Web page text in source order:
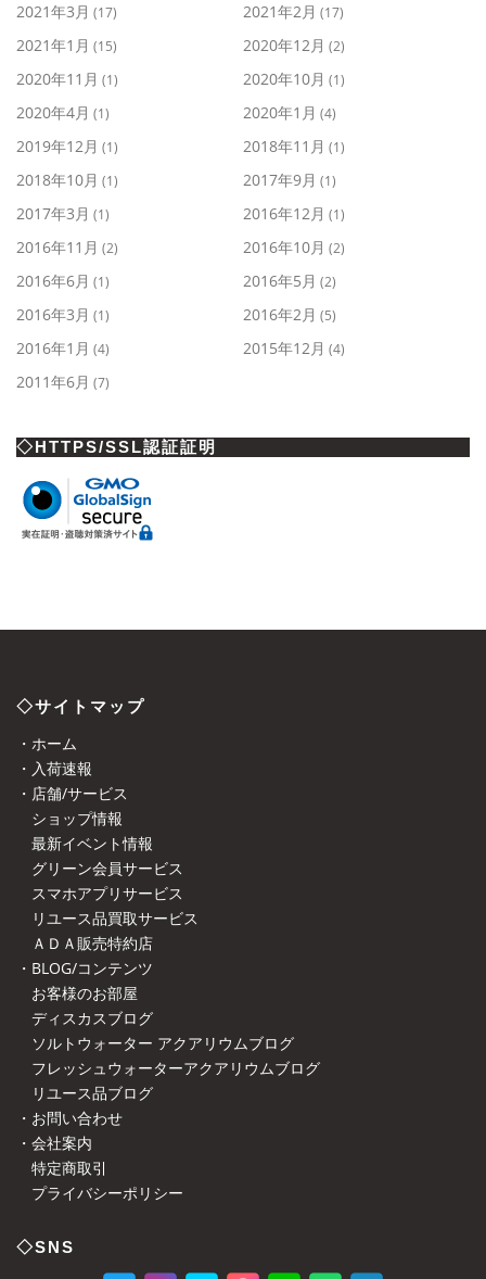
2021年3月 (17) 2021年2月 (17)
2021年1月 (15) 2020年12月 (2)
2020年11月 (1) 2020年10月 (1)
2020年4月 (1) 2020年1月 (4)
2019年12月 (1) 2018年11月 (1)
2018年10月 (1) 2017年9月 (1)
2017年3月 (1) 2016年12月 (1)
2016年11月 (2) 2016年10月 (2)
2016年6月 (1) 2016年5月 (2)
2016年3月 (1) 2016年2月 (5)
2016年1月 (4) 2015年12月 (4)
2011年6月 (7)
◇HTTPS/SSL認証証明
◇サイトマップ
・ホーム
・入荷速報
・店舗/サービス
ショップ情報
最新イベント情報
グリーン会員サービス
スマホアプリサービス
リユース品買取サービス
ＡＤＡ販売特約店
・BLOG/コンテンツ
お客様のお部屋
ディスカスブログ
ソルトウォーター アクアリウムブログ
フレッシュウォーターアクアリウムブログ
リユース品ブログ
・お問い合わせ
・会社案内
特定商取引
プライバシーポリシー
◇SNS